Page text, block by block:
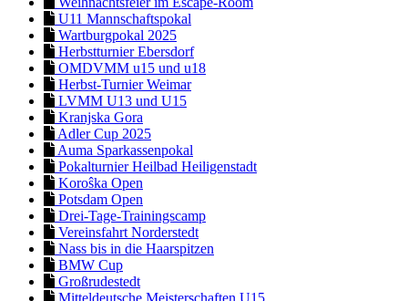
U11 Mannschaftspokal
Wartburgpokal 2025
Herbstturnier Ebersdorf
OMDVMM u15 und u18
Herbst-Turnier Weimar
LVMM U13 und U15
Kranjska Gora
Adler Cup 2025
Auma Sparkassenpokal
Pokalturnier Heilbad Heiligenstadt
Koroŝka Open
Potsdam Open
Drei-Tage-Trainingscamp
Vereinsfahrt Norderstedt
Nass bis in die Haarspitzen
BMW Cup
Großrudestedt
Mitteldeutsche Meisterschaften U15